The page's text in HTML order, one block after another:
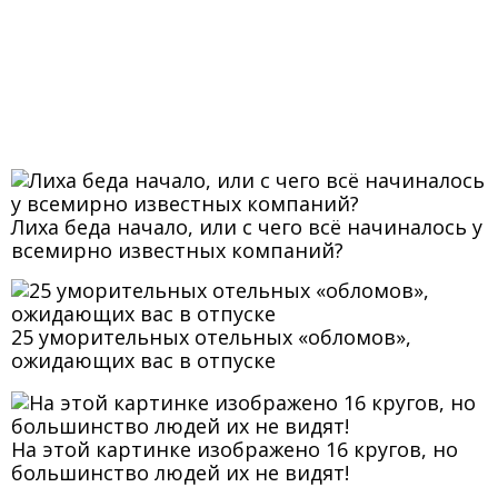
Лиха беда начало, или с чего всё начиналось у
всемирно известных компаний?
25 уморительных отельных «обломов»,
ожидающих вас в отпуске
На этой картинке изображено 16 кругов, но
большинство людей их не видят!